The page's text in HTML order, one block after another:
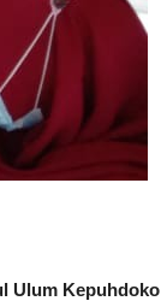
Ulum Kepuhdoko